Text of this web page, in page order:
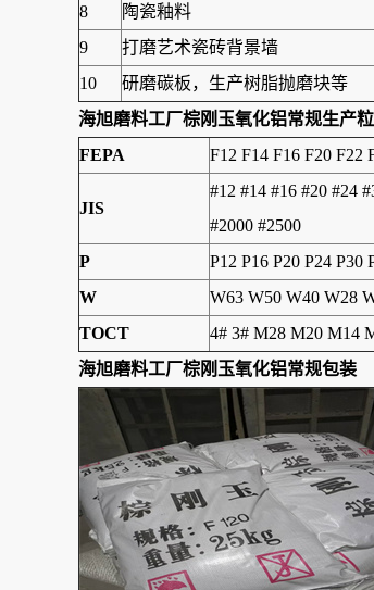
8
陶瓷釉料
9
打磨艺术瓷砖背景墙
10
研磨碳板，生产树脂抛磨块等
海旭磨料工厂棕刚玉氧化铝常规生产
FEPA
F12 F14 F16 F20 F22
JIS
#12 #14 #16 #20 #24
#2000 #2500
P
P12 P16 P20 P24 P30
W
W63 W50 W40 W28
TOCT
4# 3# M28 M20 M14
海旭磨料工厂棕刚玉氧化铝常规包装